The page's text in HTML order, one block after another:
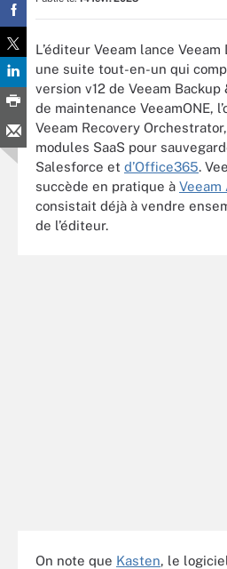
L’éditeur Veeam lance Veeam
une suite tout-en-un qui
version v12 de Veeam Backup
de maintenance VeeamONE,
Veeam Recovery
modules SaaS pour
Salesforce et d’Office365.
succède en pratique à
consistait déjà à vendre
de l’éditeur.
On note que Kasten, le